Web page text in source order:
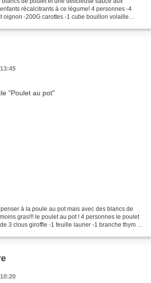
récalcitrants à ce légume! 4 personnes -4
oignon -200G carottes -1 cube bouillon volaille
à la poule au pot mais avec des blancs de
gras!!! le poulet au pot ! 4 personnes le poulet
3 clous giroffle -1 feuille laurier -1 branche thym -2